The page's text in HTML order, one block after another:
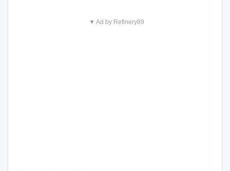
▼ Ad by Refinery89